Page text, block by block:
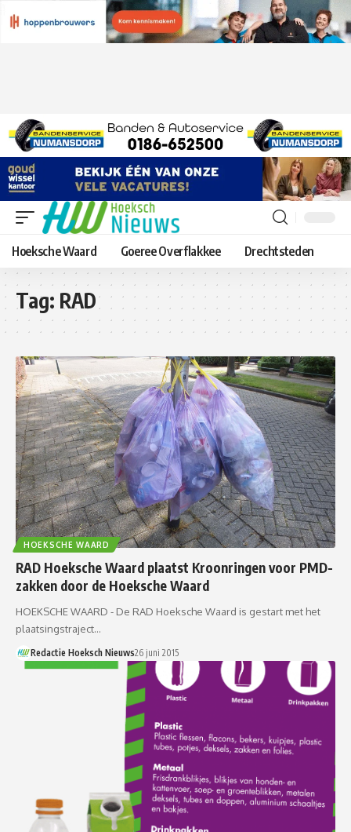
Hoeksche Waard Goeree Overflakkee Drechtsteden
Tag: RAD
HOEKSCHE WAARD
RAD Hoeksche Waard plaatst Kroonringen voor PMD-
zakken door de Hoeksche Waard
HOEKSCHE WAARD - De RAD Hoeksche Waard is gestart met het
plaatsingstraject…
Redactie Hoeksch Nieuws26 juni 2015